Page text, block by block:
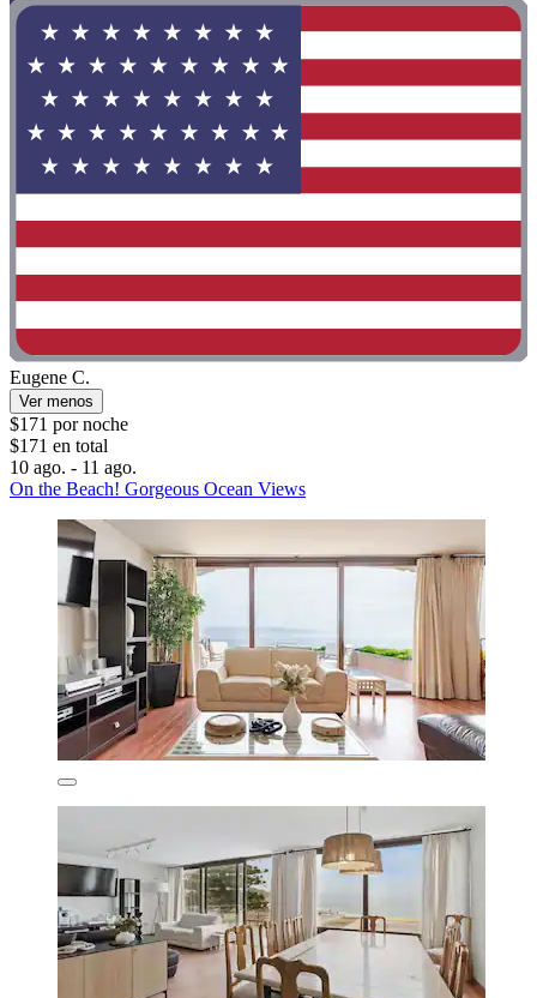
Eugene C.
Ver menos
$171 por noche
$171 en total
10 ago. - 11 ago.
On the Beach! Gorgeous Ocean Views